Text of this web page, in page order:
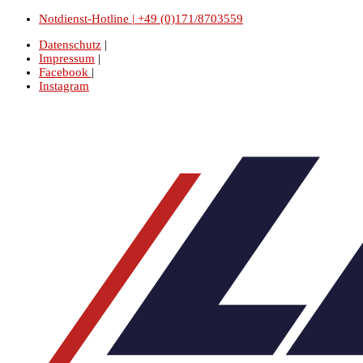
Notdienst-Hotline | +49 (0)171/8703559
Datenschutz |
Impressum |
Facebook |
Instagram